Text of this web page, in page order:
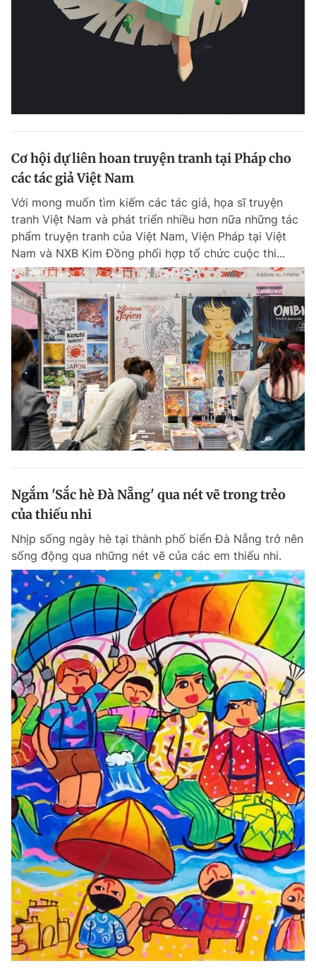
Cơ hội dự liên hoan truyện tranh tại Pháp cho
các tác giả Việt Nam
Với mong muốn tìm kiếm các tác giả, họa sĩ truyện
tranh Việt Nam và phát triển nhiều hơn nữa những tác
phẩm truyện tranh của Việt Nam, Viện Pháp tại Việt
Nam và NXB Kim Đồng phối hợp tổ chức cuộc thi...
Ngắm 'Sắc hè Đà Nẵng' qua nét vẽ trong trẻo
của thiếu nhi
Nhịp sống ngày hè tại thành phố biển Đà Nẵng trở nên
sống động qua những nét vẽ của các em thiếu nhi.